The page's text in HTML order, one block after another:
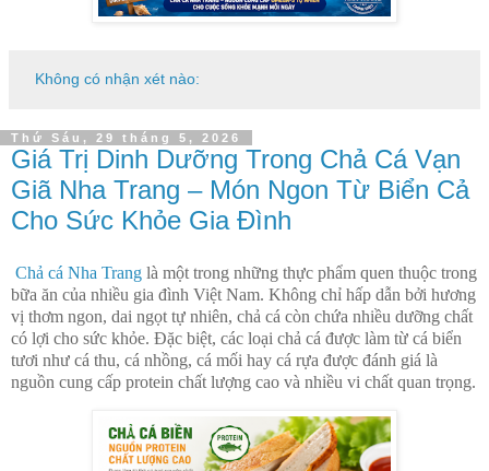
Không có nhận xét nào:
Thứ Sáu, 29 tháng 5, 2026
Giá Trị Dinh Dưỡng Trong Chả Cá Vạn
Giã Nha Trang – Món Ngon Từ Biển Cả
Cho Sức Khỏe Gia Đình
Chả cá Nha Trang là một trong những thực phẩm quen thuộc trong
bữa ăn của nhiều gia đình Việt Nam. Không chỉ hấp dẫn bởi hương
vị thơm ngon, dai ngọt tự nhiên, chả cá còn chứa nhiều dưỡng chất
có lợi cho sức khỏe. Đặc biệt, các loại chả cá được làm từ cá biển
tươi như cá thu, cá nhồng, cá mối hay cá rựa được đánh giá là
nguồn cung cấp protein chất lượng cao và nhiều vi chất quan trọng.